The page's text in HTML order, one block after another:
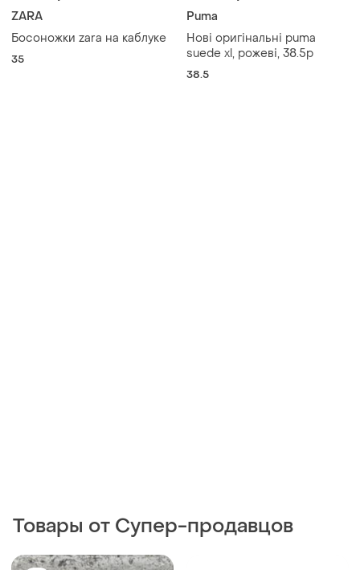
ZARA
Босоножки zara на каблуке
35
Puma
Нові оригінальні puma
suede xl, рожеві, 38.5р
38.5
Товары от Супер-продавцов